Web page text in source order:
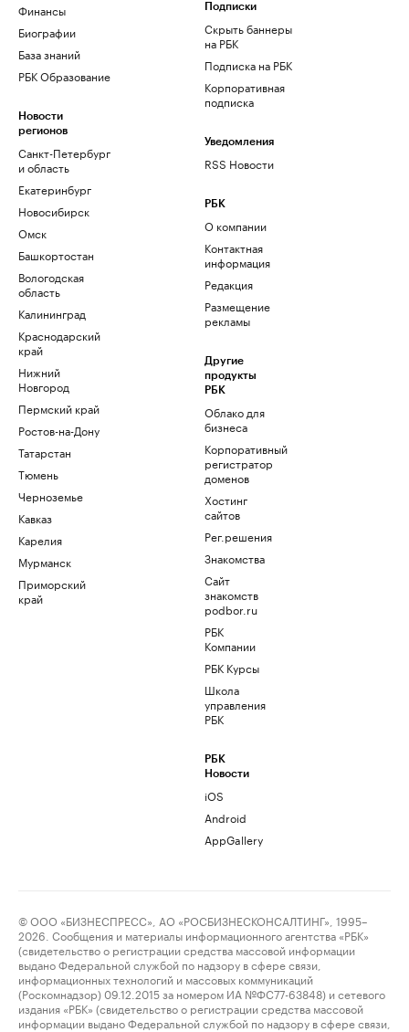
Финансы
Биографии
База знаний
РБК Образование
Новости
регионов
Санкт-Петербург
и область
Екатеринбург
Новосибирск
Омск
Башкортостан
Вологодская
область
Калининград
Краснодарский
край
Нижний
Новгород
Пермский край
Ростов-на-Дону
Татарстан
Тюмень
Черноземье
Кавказ
Карелия
Мурманск
Приморский
край
Подписки
Скрыть баннеры
на РБК
Подписка на РБК
Корпоративная
подписка
Уведомления
RSS Новости
РБК
О компании
Контактная
информация
Редакция
Размещение
рекламы
Другие
продукты
РБК
Облако для
бизнеса
Корпоративный
регистратор
доменов
Хостинг
сайтов
Рег.решения
Знакомства
Сайт
знакомств
podbor.ru
РБК
Компании
РБК Курсы
Школа
управления
РБК
РБК
Новости
iOS
Android
AppGallery
© ООО «БИЗНЕСПРЕСС», АО «РОСБИЗНЕСКОНСАЛТИНГ», 1995–
2026. Сообщения и материалы информационного агентства «РБК»
(свидетельство о регистрации средства массовой информации
выдано Федеральной службой по надзору в сфере связи,
информационных технологий и массовых коммуникаций
(Роскомнадзор) 09.12.2015 за номером ИА №ФС77-63848) и сетевого
издания «РБК» (свидетельство о регистрации средства массовой
информации выдано Федеральной службой по надзору в сфере связи,